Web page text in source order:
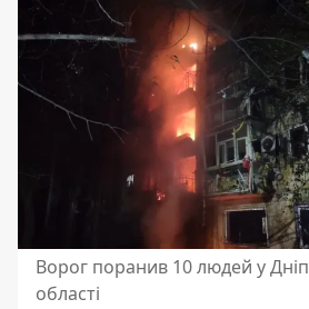
Ворог поранив 10 людей у
області